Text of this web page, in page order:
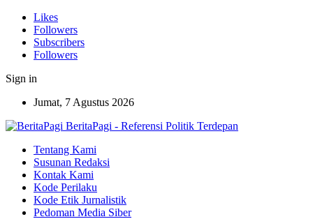
Likes
Followers
Subscribers
Followers
Sign in
Jumat, 7 Agustus 2026
BeritaPagi - Referensi Politik Terdepan
Tentang Kami
Susunan Redaksi
Kontak Kami
Kode Perilaku
Kode Etik Jurnalistik
Pedoman Media Siber